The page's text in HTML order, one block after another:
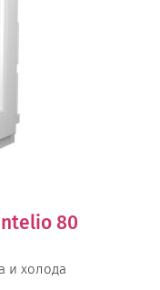
80
и холода